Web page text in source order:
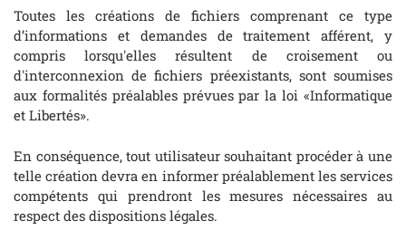
Toutes les créations de fichiers comprenant ce type
d’informations et demandes de traitement afférent, y
compris lorsqu'elles résultent de croisement ou
d'interconnexion de fichiers préexistants, sont soumises
aux formalités préalables prévues par la loi «Informatique
et Libertés».
En conséquence, tout utilisateur souhaitant procéder à une
telle création devra en informer préalablement les services
compétents qui prendront les mesures nécessaires au
respect des dispositions légales.